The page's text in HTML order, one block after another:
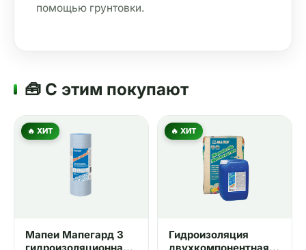
помощью грунтовки.
🧰 С этим покупают
🔥 ХИТ
Мапеи Мапегард 3
🔥 ХИТ
Гидроизоляция